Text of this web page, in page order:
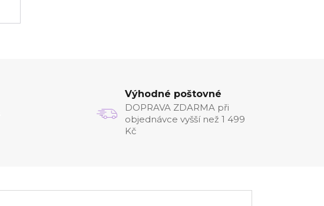
Výhodné poštovné
DOPRAVA ZDARMA při
objednávce vyšší než 1 499
Kč